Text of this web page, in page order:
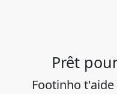
Prêt
Footinho